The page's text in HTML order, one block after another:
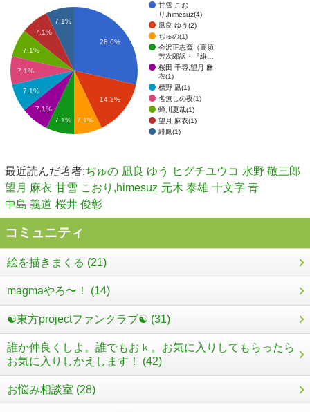
甘雪 こお
り,himesuz(4)
凪良 ゆう(2)
ぢゅの(1)
会沢正志斎（高須
芳次郎訳・『維…
桜田 千尋,望月 麻
衣(1)
標野 凪(1)
名無しの夜(1)
蝉川夏哉(1)
望月 麻衣(1)
緋鳳(1)
28.6%
14.3%
7.1%
7.1%
7.1%
7.1%
7.1%
7.1%
7.1%
7.1%
最近読んだ著者:ぢゅの 凪良 ゆう ヒグチユウコ 水野 敬三郎
望月 麻衣 甘雪 こおり,himesuz 元木 泰雄 十文字 青
中島 義道 桜井 俊彰
コミュニティ
絵を描きまくる (21)
magmaやろ〜！ (14)
☯東方projectファンクラブ☯ (31)
誰か仲良くしよ。誰でもおｋ。お気に入りしてもらったら
お気に入りしかえします！ (42)
お悩み相談室 (28)